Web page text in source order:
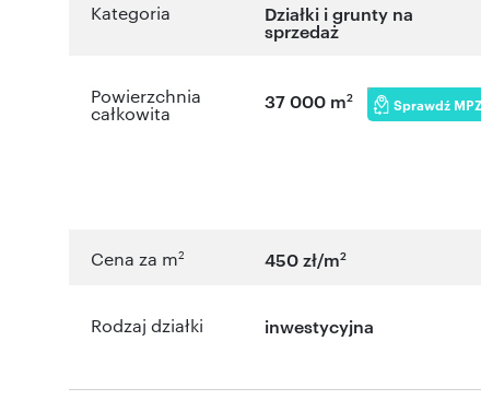
Kategoria Działki i grunty na
sprzedaż
Powierzchnia
całkowita
37 000 m2 Sprawdź
Cena za m2 450 zł/m2
Rodzaj działki inwestycyjna